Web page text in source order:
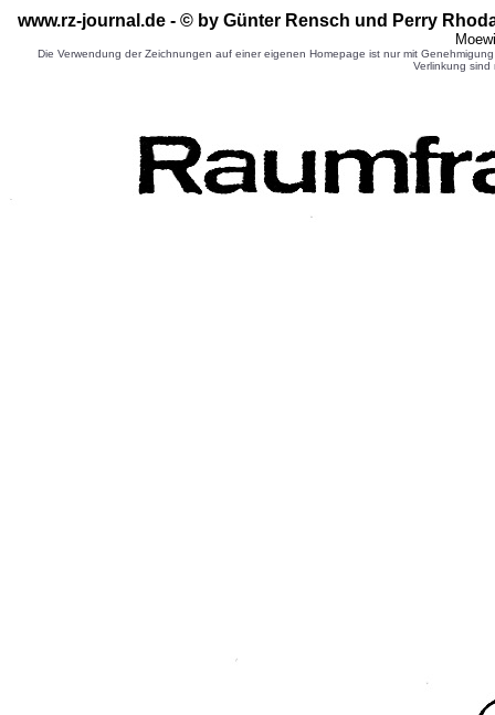
www.rz-journal.de - © by Günter Rensch und Perry
Die Verwendung der Zeichnungen auf einer eigenen Homepage ist nur mit
Verlinkung sind